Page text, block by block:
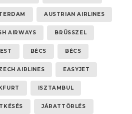
AUSTRIAN AIRLINES
AIRWAYS BRÜSSZEL
BÉCS BÉCS
AIRLINES EASYJET
ISZTAMBUL
JÁRATTÖRLÉS